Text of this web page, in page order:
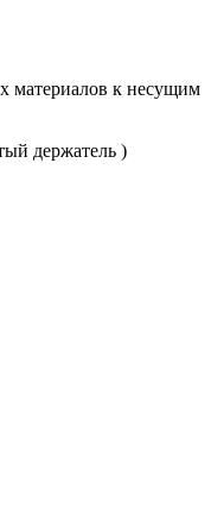
материалов к несущим
держатель )